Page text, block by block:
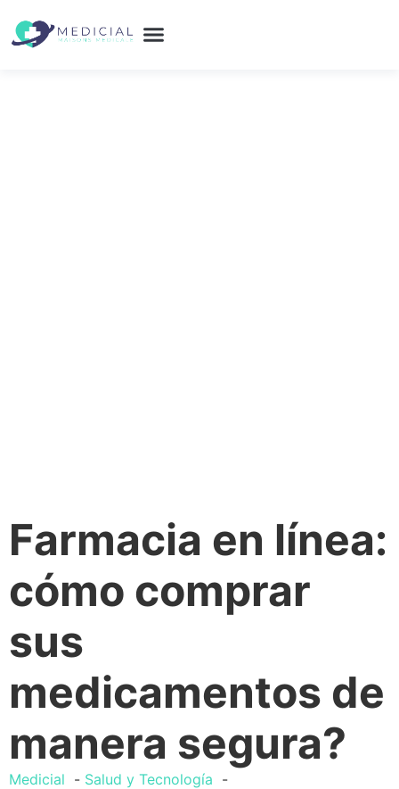
Farmacia en línea:
cómo comprar
sus
medicamentos de
manera segura?
Medicial
Salud y Tecnología